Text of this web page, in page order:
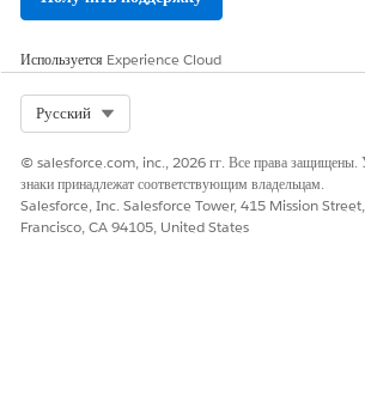
применены фильтры панели мониторинга,
ЭТА СТАТЬЯ РЕШИЛА ВАШУ
Оставьте свой отзыв, чтобы мы могли
Да Нет
Используется Experience Cloud
Русский
© salesforce.com, inc., 2026 гг. Все права защищены.
знаки принадлежат соответствующим владельцам.
Salesforce, Inc. Salesforce Tower, 415 Mission
Francisco, CA 94105, United States